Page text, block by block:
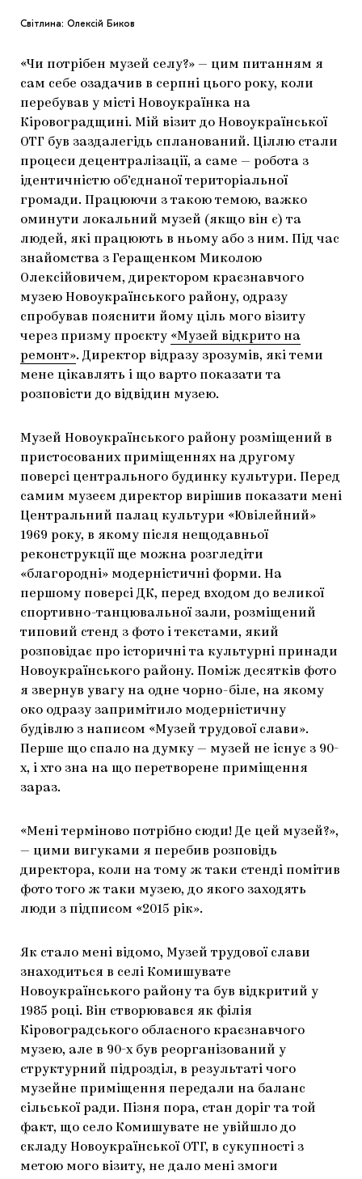
Світлина: Олексій Биков
«Чи потрібен музей селу?» — цим питанням я
сам себе озадачив в серпні цього року, коли
перебував у місті Новоукраїнка на
Кіровоградщині. Мій візит до Новоукраїнської
ОТГ був заздалегідь спланований. Ціллю стали
процеси децентралізації, а саме — робота з
ідентичністю об’єднаної територіальної
громади. Працюючи з такою темою, важко
оминути локальний музей (якщо він є) та
людей, які працюють в ньому або з ним. Під час
знайомства з Геращенком Миколою
Олексійовичем, директором краєзнавчого
музею Новоукраїнського району, одразу
спробував пояснити йому ціль мого візиту
через призму проєкту «Музей відкрито на
ремонт». Директор відразу зрозумів, які теми
мене цікавлять і що варто показати та
розповісти до відвідин музею.
Музей Новоукраїнського району розміщений в
пристосованих приміщеннях на другому
поверсі центрального будинку культури. Перед
самим музеєм директор вирішив показати мені
Центральний палац культури «Ювілейний»
1969 року, в якому після нещодавньої
реконструкції ще можна розгледіти
«благородні» модерністичні форми. На
першому поверсі ДК, перед входом до великої
спортивно-танцювальної зали, розміщений
типовий стенд з фото і текстами, який
розповідає про історичні та культурні принади
Новоукраїнського району. Поміж десятків фото
я звернув увагу на одне чорно-біле, на якому
око одразу запримітило модерністичну
будівлю з написом «Музей трудової слави».
Перше що спало на думку — музей не існує з 90-
х, і хто зна на що перетворене приміщення
зараз.
«Мені терміново потрібно сюди! Де цей музей?»,
— цими вигуками я перебив розповідь
директора, коли на тому ж таки стенді помітив
фото того ж таки музею, до якого заходять
люди з підписом «2015 рік».
Як стало мені відомо, Музей трудової слави
знаходиться в селі Комишувате
Новоукраїнського району та був відкритий у
1985 році. Він створювався як філія
Кіровоградського обласного краєзнавчого
музею, але в 90-х був реорганізований у
структурний підрозділ, в результаті чого
музейне приміщення передали на баланс
сільської ради. Пізня пора, стан доріг та той
факт, що село Комишувате не увійшло до
складу Новоукраїнської ОТГ, в сукупності з
метою мого візиту, не дало мені змоги